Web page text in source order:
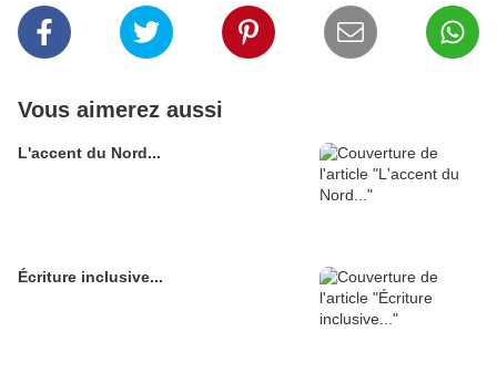
Vous aimerez aussi
L'accent du Nord...
Écriture inclusive...